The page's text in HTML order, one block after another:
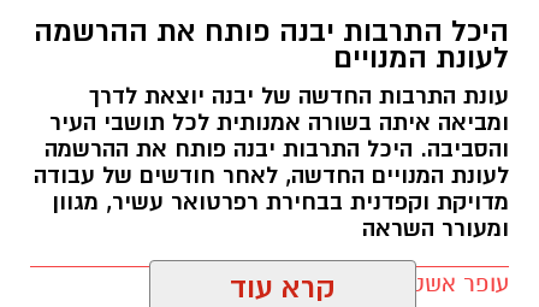
היכל התרבות יבנה פותח את ההרשמה
לעונת המנויים
עונת התרבות החדשה של יבנה יוצאת לדרך
ומביאה איתה בשורה אמנותית לכל תושבי העיר
והסביבה. היכל התרבות יבנה פותח את ההרשמה
לעונת המנויים החדשה, לאחר חודשים של עבודה
מדויקת וקפדנית בבחירת רפרטואר עשיר, מגוון
ומעורר השראה
עופר אשטוקר / 11:19 02.07.26 קרא עוד